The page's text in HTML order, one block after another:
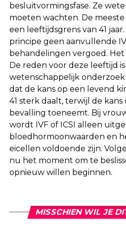
besluitvormingsfase. Ze
moeten wachten. De
een leeftijdsgrens van 41
principe geen aanvullende
behandelingen vergoed. Het
De reden voor deze leeftijd
wetenschappelijk
dat de kans op een levend
41 sterk daalt, terwijl de
bevalling toeneemt. Bij
wordt IVF of ICSI alleen
bloedhormoonwaarden en
eicellen voldoende zijn.
nu het moment om te
opnieuw willen beginnen.
MISSCHIEN WIL JE